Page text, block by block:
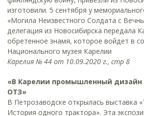
изготовили. 5 сентября у
«Могила Неизвестного Солдата с
делегация из Новосибирска передала
обретенное знамя, которое войдет в
Национального музея Карелии
Карелия № 44 от 10.09.2020 г., стр 8
«В Карелии промышленный дизайн
ОТЗ»
В Петрозаводске открылась выставка
История одного трактора». Эта